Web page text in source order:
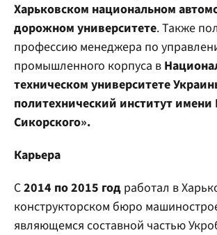
Харьковском национальном
дорожном университете. Также
профессию менеджера по
промышленного корпуса в
техническом университете
политехнический институт имени
Сикорского».
Карьера
С2014 по 2015 год работал в
конструкторском бюро
являющемся составной частью